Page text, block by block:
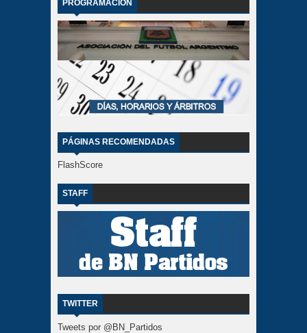
PROGRAMACIÓN
PÁGINAS RECOMENDADAS
FlashScore
STAFF
TWITTER
Tweets por @BN_Partidos